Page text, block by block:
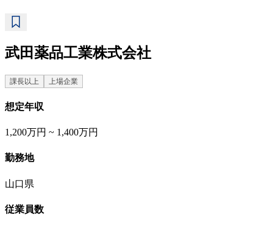
武田薬品工業株式会社
課長以上 上場企業
想定年収
1,200万円 ~ 1,400万円
勤務地
山口県
従業員数